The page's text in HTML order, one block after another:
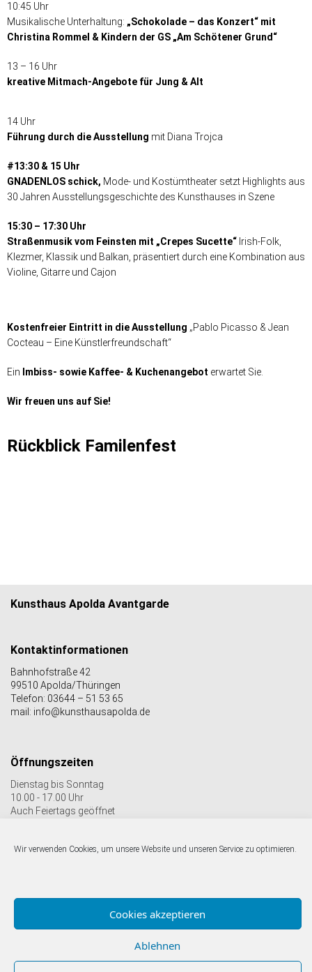
Wir verwenden Cookies, um unsere Website und unseren Service zu optimieren.
Cookies akzeptieren
Ablehnen
10:45 Uhr
Musikalische Unterhaltung: „Schokolade – das Konzert“ mit
Christina Rommel & Kindern der GS „Am Schötener Grund“
13 – 16 Uhr
kreative Mitmach-Angebote für Jung & Alt
14 Uhr
Führung durch die Ausstellung mit Diana Trojca
#13:30 & 15 Uhr
GNADENLOS schick, Mode- und Kostümtheater setzt Highlights aus
30 Jahren Ausstellungsgeschichte des Kunsthauses in Szene
15:30 – 17:30 Uhr
Straßenmusik vom Feinsten mit „Crepes Sucette“ Irish-Folk,
Klezmer, Klassik und Balkan, präsentiert durch eine Kombination aus
Violine, Gitarre und Cajon
Kostenfreier Eintritt in die Ausstellung „Pablo Picasso & Jean
Cocteau – Eine Künstlerfreundschaft“
Ein Imbiss- sowie Kaffee- & Kuchenangebot erwartet Sie.
Wir freuen uns auf Sie!
Rückblick Familenfest
Kunsthaus Apolda Avantgarde
Kontaktinformationen
Bahnhofstraße 42
99510 Apolda/Thüringen
Telefon: 03644 – 51 53 65
mail: info@kunsthausapolda.de
Öffnungszeiten
Dienstag bis Sonntag
10.00 - 17.00 Uhr
Auch Feiertags geöffnet
© Kunstverein Apolda Avantgarde e.V.Impressum |